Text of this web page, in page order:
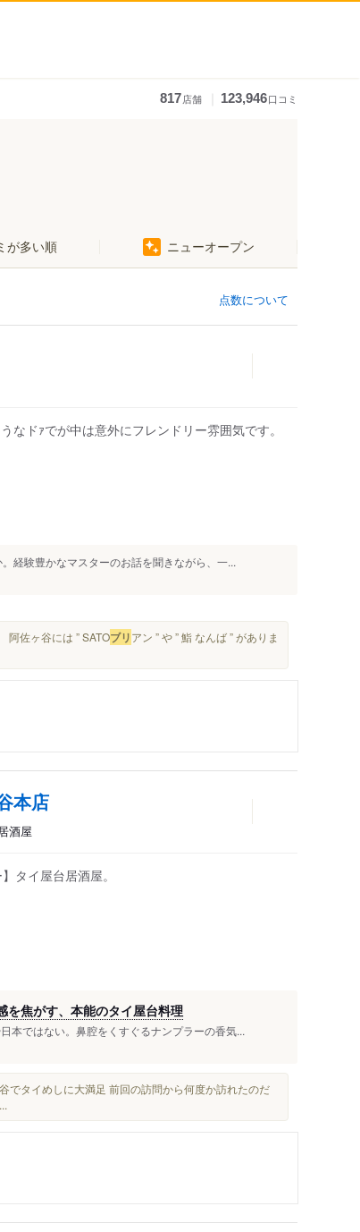
817店舗 123,946口コミ
が多い順 ニューオープン
点数について
ドｧでが中は意外にフレンドリー雰囲気です。
経験豊かなマスターのお話を聞きながら、一...
阿佐ヶ谷には ” SATOブリアン ” や ” 鮨 なんば ” がありま
本店
酒屋
タイ屋台居酒屋。
を焦がす、本能のタイ屋台料理
本ではない。鼻腔をくすぐるナンプラーの香気...
でタイめしに大満足 前回の訪問から何度か訪れたのだ